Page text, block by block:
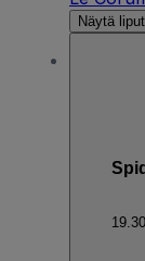
Näytä liput
19.30